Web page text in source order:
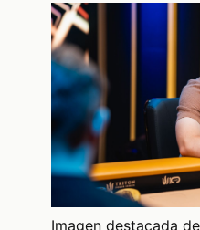
Imagen destacada